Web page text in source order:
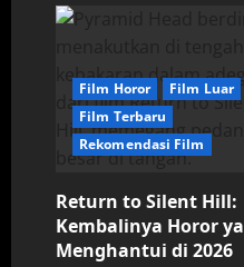
Film Horor
Film Luar
Film Terbaru
Rekomendasi Film
Return to Silent Hill:
Kembalinya Horor
Menghantui di 2026